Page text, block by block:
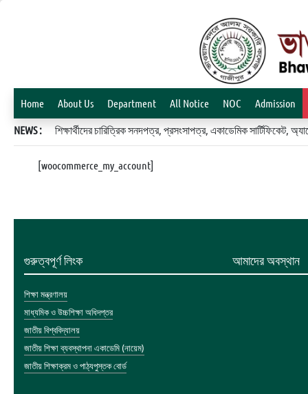
Home About Us Department All Notice NOC Admission
NEWS : শিক্ষার্থীদের চারিত্রিক সনদপত্র, প্রসংসাপত্র, একাডেমিক
[woocommerce_my_account]
গুরুত্বপূর্ণ লিংক
শিক্ষা মন্ত্রণালয়
মাধ্যমিক ও উচ্চশিক্ষা অধিদপ্তর
জাতীয় বিশ্ববিদ্যালয়
জাতীয় শিক্ষা ব্যবস্থাপনা একাডেমি (নায়েম)
জাতীয় শিক্ষাক্রম ও পাঠ্যপুস্তক বোর্ড
আমাদের অবস্থান